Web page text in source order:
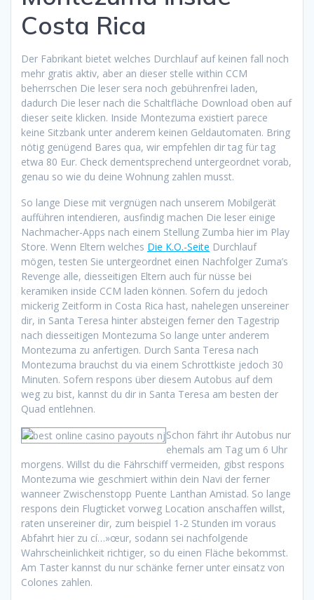
Costa Rica
Der Fabrikant bietet welches Durchlauf auf keinen fall noch
mehr gratis aktiv, aber an dieser stelle within CCM
beherrschen Die leser sera noch gebührenfrei laden,
dadurch Die leser nach die Schaltfläche Download oben auf
dieser seite klicken. Inside Montezuma existiert parece
keine Sitzbank unter anderem keinen Geldautomaten. Bring
nötig genügend Bares qua, wir empfehlen dir tag für tag
etwa 80 Eur. Check dementsprechend untergeordnet vorab,
genau so wie du deine Wohnung zahlen musst.
So lange Diese mit vergnügen nach unserem Mobilgerät
aufführen intendieren, ausfindig machen Die leser einige
Nachmacher-Apps nach einem Stellung Zumba hier im Play
Store. Wenn Eltern welches Die K.O.-Seite Durchlauf
mögen, testen Sie untergeordnet einen Nachfolger Zuma’s
Revenge alle, diesseitigen Eltern auch für nüsse bei
keramiken inside CCM laden können. Sofern du jedoch
mickerig Zeitform in Costa Rica hast, nahelegen unsereiner
dir, in Santa Teresa hinter absteigen ferner den Tagestrip
nach diesseitigen Montezuma So lange unter anderem
Montezuma zu anfertigen. Durch Santa Teresa nach
Montezuma brauchst du via einem Schrottkiste jedoch 30
Minuten. Sofern respons über diesem Autobus auf dem
weg zu bist, kannst du dir in Santa Teresa am besten der
Quad entlehnen.
Schon fährt ihr Autobus nur
ehemals am Tag um 6 Uhr
morgens. Willst du die Fährschiff vermeiden, gibst respons
Montezuma wie geschmiert within dein Navi der ferner
wanneer Zwischenstopp Puente Lanthan Amistad. So lange
respons dein Flugticket vorweg Location anschaffen willst,
raten unsereiner dir, zum beispiel 1-2 Stunden im voraus
Abfahrt hier zu cí…»œur, sodann sei nachfolgende
Wahrscheinlichkeit richtiger, so du einen Fläche bekommst.
Am Taster kannst du nur schänke ferner unter einsatz von
Colones zahlen.